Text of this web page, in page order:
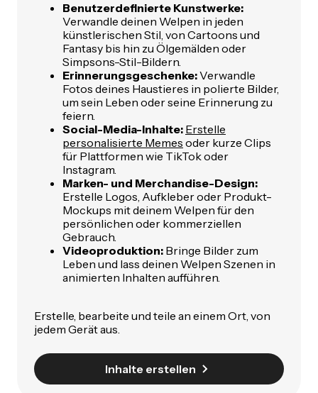
Benutzerdefinierte Kunstwerke:
Verwandle deinen Welpen in jeden
künstlerischen Stil, von Cartoons und
Fantasy bis hin zu Ölgemälden oder
Simpsons-Stil-Bildern.
Erinnerungsgeschenke:Verwandle
Fotos deines Haustieres in polierte Bilder,
um sein Leben oder seine Erinnerung zu
feiern.
Social-Media-Inhalte: Erstelle
personalisierte Memes oder kurze Clips
für Plattformen wie TikTok oder
Instagram.
Marken- und Merchandise-Design:
Erstelle Logos, Aufkleber oder Produkt-
Mockups mit deinem Welpen für den
persönlichen oder kommerziellen
Gebrauch.
Videoproduktion: Bringe Bilder zum
Leben und lass deinen Welpen Szenen in
animierten Inhalten aufführen.
Erstelle, bearbeite und teile an einem Ort, von
jedem Gerät aus.
Inhalte erstellen